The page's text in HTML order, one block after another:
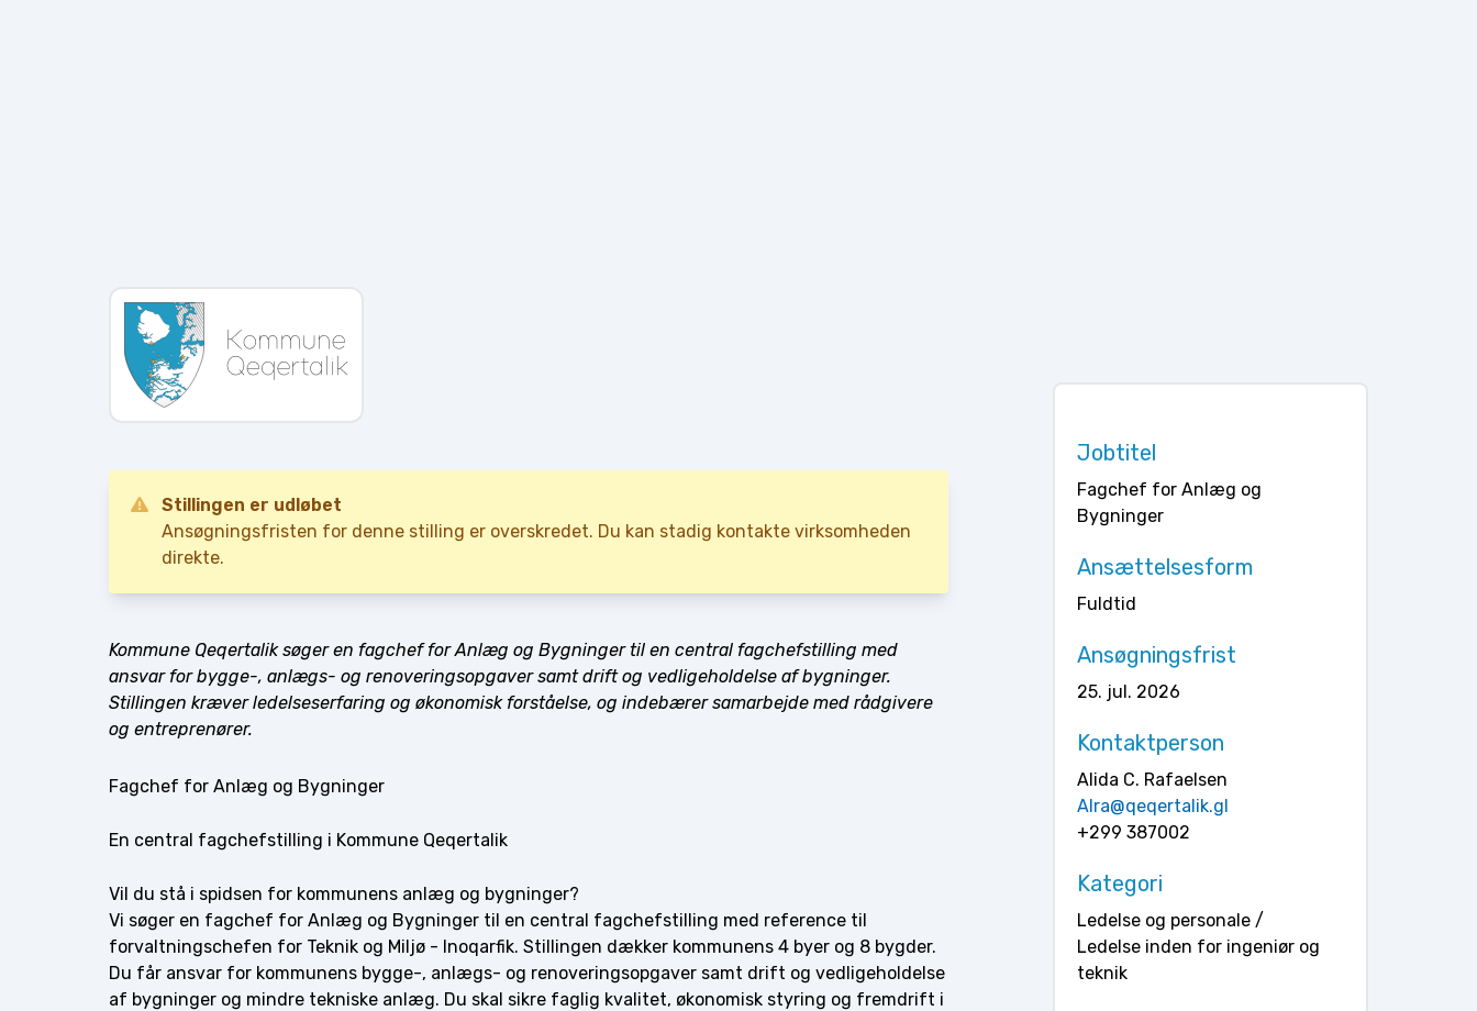
Stillingen er udløbet
Ansøgningsfristen for denne stilling er overskredet. Du kan stadig kontakte virksomheden
direkte.
Kommune Qeqertalik søger en fagchef for Anlæg og Bygninger til en central fagchefstilling med
ansvar for bygge-, anlægs- og renoveringsopgaver samt drift og vedligeholdelse af bygninger.
Stillingen kræver ledelseserfaring og økonomisk forståelse, og indebærer samarbejde med rådgivere
og entreprenører.
Fagchef for Anlæg og Bygninger
En central fagchefstilling i Kommune Qeqertalik
Vil du stå i spidsen for kommunens anlæg og bygninger?
Vi søger en fagchef for Anlæg og Bygninger til en central fagchefstilling med reference til
forvaltningschefen for Teknik og Miljø - Inoqarfik. Stillingen dækker kommunens 4 byer og 8 bygder.
Du får ansvar for kommunens bygge-, anlægs- og renoveringsopgaver samt drift og vedligeholdelse
af bygninger og mindre tekniske anlæg. Du skal sikre faglig kvalitet, økonomisk styring og fremdrift i
Jobtitel
Fagchef for Anlæg og
Bygninger
Ansættelsesform
Fuldtid
Ansøgningsfrist
25. jul. 2026
Kontaktperson
Alida C. Rafaelsen
Alra@qeqertalik.gl
+299 387002
Kategori
Ledelse og personale /
Ledelse inden for ingeniør og
teknik